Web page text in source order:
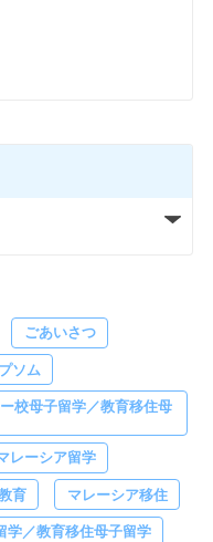
ごあいさつ
ソム
校母子留学／教育移住母
レーシア留学
育 マレーシア移住
学／教育移住母子留学